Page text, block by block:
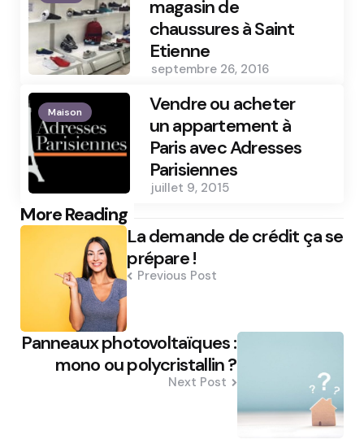
magasin de
chaussures à Saint
Etienne
septembre 26, 2016
Maison
Vendre ou acheter
un appartement à
Paris avec Adresses
Parisiennes
juillet 9, 2015
More Reading
Post
navigation
La demande de crédit ça se
prépare !
Previous Post
Panneaux photovoltaïques :
mono ou polycristallin ?
Next Post